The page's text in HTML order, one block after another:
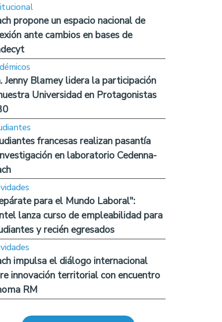
propone un espacio nacional de
ante cambios en bases de
Jenny Blamey lidera la participación
Universidad en Protagonistas
francesas realizan pasantía
en laboratorio Cedenna-
para el Mundo Laboral":
lanza curso de empleabilidad para
y recién egresados
impulsa el diálogo internacional
innovación territorial con encuentro
RM